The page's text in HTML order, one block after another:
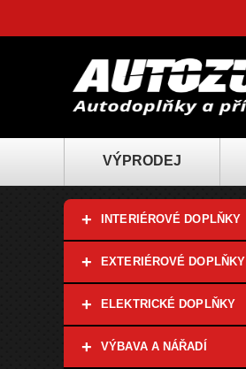
VÝPRODEJ
+ INTERIÉROVÉ DOPLŇKY
+ EXTERIÉROVÉ DOPLŇKY
+ ELEKTRICKÉ DOPLŇKY
+ VÝBAVA A NÁŘADÍ